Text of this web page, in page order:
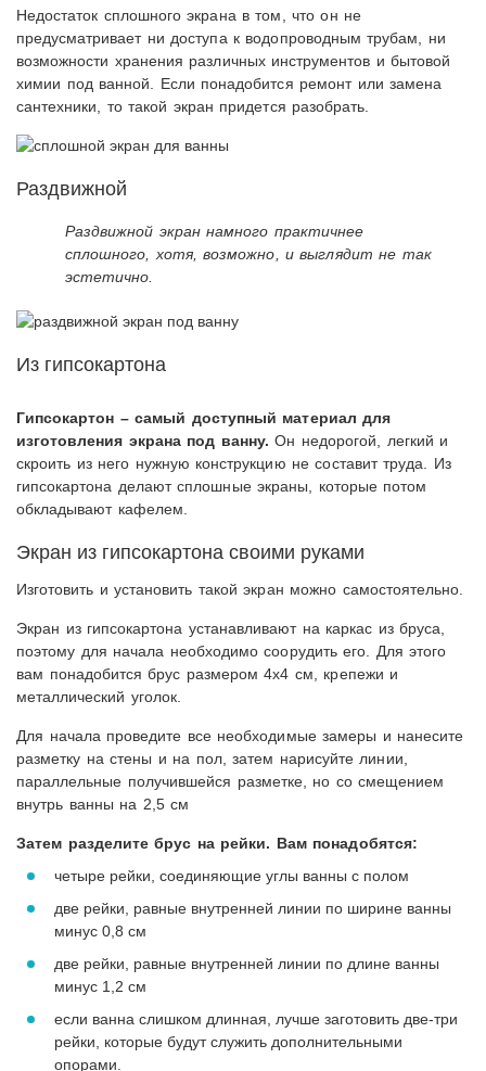
Недостаток сплошного экрана в том, что он не
предусматривает ни доступа к водопроводным трубам, ни
возможности хранения различных инструментов и бытовой
химии под ванной. Если понадобится ремонт или замена
сантехники, то такой экран придется разобрать.
Раздвижной
Раздвижной экран намного практичнее
сплошного, хотя, возможно, и выглядит не так
эстетично.
Из гипсокартона
Гипсокартон – самый доступный материал для
изготовления экрана под ванну.Он недорогой, легкий и
скроить из него нужную конструкцию не составит труда. Из
гипсокартона делают сплошные экраны, которые потом
обкладывают кафелем.
Экран из гипсокартона своими руками
Изготовить и установить такой экран можно самостоятельно.
Экран из гипсокартона устанавливают на каркас из бруса,
поэтому для начала необходимо соорудить его. Для этого
вам понадобится брус размером 4х4 см, крепежи и
металлический уголок.
Для начала проведите все необходимые замеры и нанесите
разметку на стены и на пол, затем нарисуйте линии,
параллельные получившейся разметке, но со смещением
внутрь ванны на 2,5 см
Затем разделите брус на рейки. Вам понадобятся:
четыре рейки, соединяющие углы ванны с полом
две рейки, равные внутренней линии по ширине ванны
минус 0,8 см
две рейки, равные внутренней линии по длине ванны
минус 1,2 см
если ванна слишком длинная, лучше заготовить две-три
рейки, которые будут служить дополнительными
опорами.